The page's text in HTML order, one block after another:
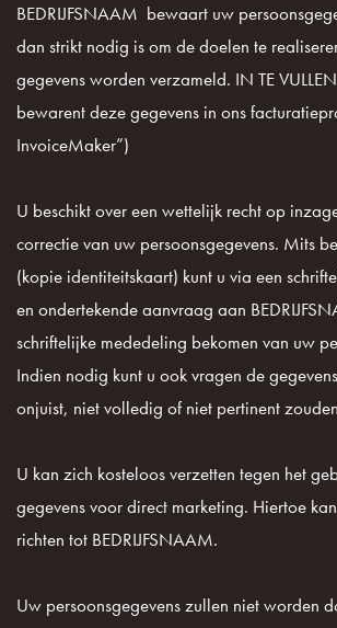
BEDRIJFSNAAM bewaart uw
dan strikt nodig is om de doelen te
gegevens worden verzameld. IN TE
bewarent deze gegevens in ons
InvoiceMaker”)
U beschikt over een wettelijk recht op
correctie van uw persoonsgegevens. Mits
(kopie identiteitskaart) kunt u via een
en ondertekende aanvraag aan
schriftelijke mededeling bekomen van uw
Indien nodig kunt u ook vragen de
onjuist, niet volledig of niet pertinent
U kan zich kosteloos verzetten tegen het
gegevens voor direct marketing. Hiertoe
richten tot BEDRIJFSNAAM.
Uw persoonsgegevens zullen niet worden